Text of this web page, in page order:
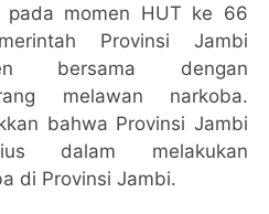
pada momen HUT ke 66
Provinsi Jambi
bersama dengan
melawan narkoba.
bahwa Provinsi Jambi
dalam melakukan
di Provinsi Jambi.